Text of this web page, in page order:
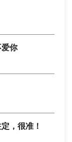
你
，很准！